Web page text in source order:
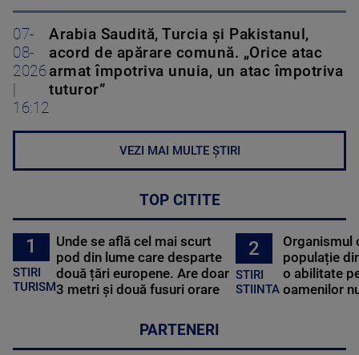
07-
08-
2026
16:12
Arabia Saudită, Turcia și Pakistanul,
acord de apărare comună. „Orice atac
armat împotriva unuia, un atac împotriva
tuturor”
VEZI MAI MULTE ȘTIRI
TOP CITITE
1
STIRI
TURISM
Unde se află cel mai scurt
pod din lume care desparte
două țări europene. Are doar
3 metri și două fusuri orare
2
STIRI
STIINTA
Organismul
populație
o abilitate
oamenilor
PARTENERI